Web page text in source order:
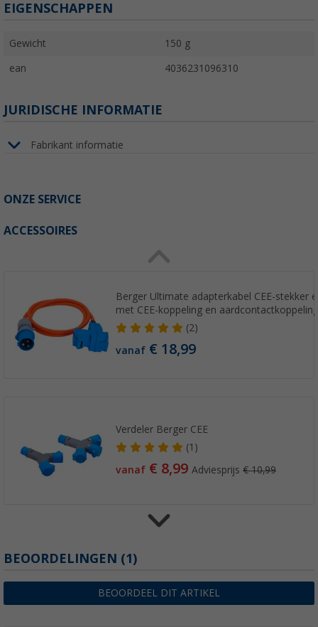
EIGENSCHAPPEN
Gewicht 150 g
ean 4036231096310
JURIDISCHE INFORMATIE
Fabrikant informatie
ONZE SERVICE
ACCESSOIRES
Berger Ultimate adapterkabel CEE-stekker
met CEE-koppeling en
(2)
vanaf € 18,99
Verdeler Berger CEE
(1)
vanaf € 8,99Adviesprijs€ 10,99
Berger adapter koppeling veiligheidsplug
€ 6,99
BEOORDELINGEN (1)
BEOORDEEL DIT ARTIKEL